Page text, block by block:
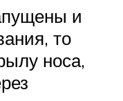
и
то
носа,